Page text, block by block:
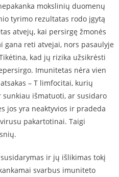
mokslinių duomenų
tyrimo rezultatas rodo įgytą
atvejų, kai persirgę žmonės
gana reti atvejai, nors pasaulyje
kad jų rizika užsikrėsti
Imunitetas nėra vien
– T limfocitai, kurių
išmatuoti, ar susidaro
jos yra neaktyvios ir pradeda
pakartotinai. Taigi
ir jų išlikimas tokį
svarbus imuniteto